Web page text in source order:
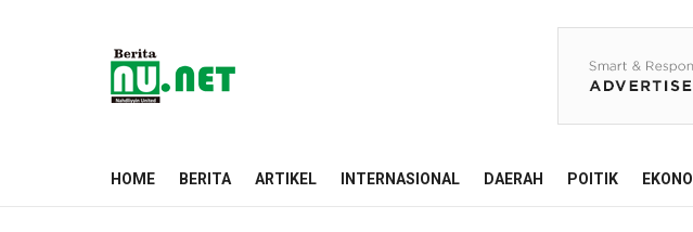
HOME BERITA ARTIKEL INTERNASIONAL DAERAH POITIK